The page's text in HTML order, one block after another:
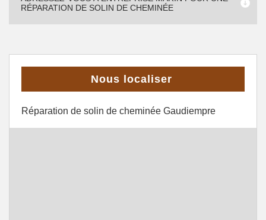
RÉPARATION DE SOLIN DE CHEMINÉE
Nous localiser
Réparation de solin de cheminée Gaudiempre